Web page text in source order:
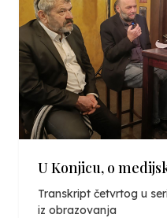
U Konjicu, o
Transkript četvrtog u
iz obrazovanja